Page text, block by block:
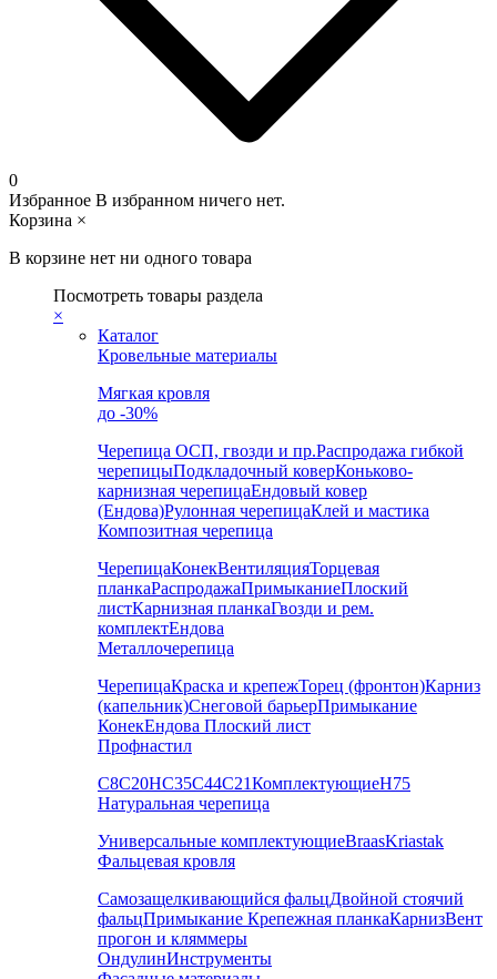
0
Избранное В избранном ничего нет.
Корзина ×
В корзине нет ни одного товара
Посмотреть товары раздела
×
Каталог
Кровельные материалы
Мягкая кровля
до -30%
Черепица ОСП, гвозди и пр.Распродажа гибкой
черепицыПодкладочный коверКоньково-
карнизная черепицаЕндовый ковер
(Ендова)Рулонная черепицаКлей и мастика
Композитная черепица
ЧерепицаКонекВентиляцияТорцевая
планкаРаспродажаПримыканиеПлоский
листКарнизная планкаГвозди и рем.
комплектЕндова
Металлочерепица
ЧерепицаКраска и крепежТорец (фронтон)Карниз
(капельник)Снеговой барьерПримыкание
КонекЕндова Плоский лист
Профнастил
С8С20НС35С44С21КомплектующиеН75
Натуральная черепица
Универсальные комплектующиеBraasKriastak
Фальцевая кровля
Самозащелкивающийся фальцДвойной стоячий
фальцПримыкание Крепежная планкаКарнизВент
прогон и кляммеры
ОндулинИнструменты